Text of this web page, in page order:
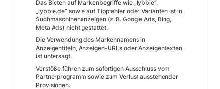
Das Bieten auf Markenbegriffe wie „lybbie“,
„lybbie.de“ sowie auf Tippfehler oder Varianten ist in
Suchmaschinenanzeigen (z. B. Google Ads, Bing,
Meta Ads) nicht gestattet.
Die Verwendung des Markennamens in
Anzeigentiteln, Anzeigen-URLs oder Anzeigentexten
ist untersagt.
Verstöße führen zum sofortigen Ausschluss vom
Partnerprogramm sowie zum Verlust ausstehender
Provisionen.